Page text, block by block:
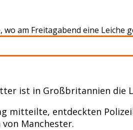
am Freitagabend eine Leiche
ist in Großbritannien die
mitteilte, entdeckten
Manchester.